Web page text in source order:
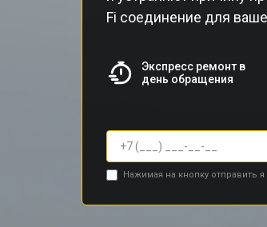
Fi соединение для
Экспресс ремонт в
день обращения
Нажимая на кнопку отправить